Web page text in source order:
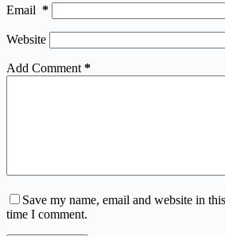
Email *
Website
Add Comment *
Save my name, email and website in
time I comment.